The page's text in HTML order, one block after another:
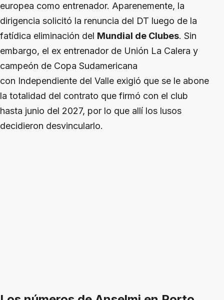
europea como entrenador. Aparenemente, la
dirigencia solicitó la renuncia del DT luego de la
fatídica eliminación del Mundial de Clubes. Sin
embargo, el ex entrenador de Unión La Calera y
campeón de Copa Sudamericana
con Independiente del Valle exigió que se le abone
la totalidad del contrato que firmó con el club
hasta junio del 2027, por lo que allí los lusos
decidieron desvincularlo.